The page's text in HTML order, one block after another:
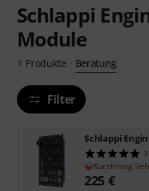
Schlappi
Module
1 Produkte · Beratung
Filter
Schlappi
3
Kurzfristig
225 €